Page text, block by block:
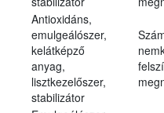
Antioxidáns,
emulgeálószer,
kelátképző
anyag,
lisztkezelőszer,
stabilizátor